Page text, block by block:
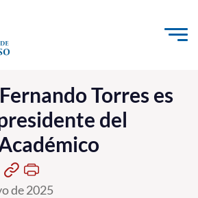
al contenido
e Innovación
Torres es
del
de 2025